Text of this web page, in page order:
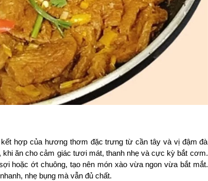
hợp của hương thơm đặc trưng từ cần tây và vị đậm đà
ăn cho cảm giác tươi mát, thanh nhẹ và cực kỳ bắt cơm.
hoặc ớt chuông, tạo nên món xào vừa ngon vừa bắt mắt.
nhẹ bụng mà vẫn đủ chất.